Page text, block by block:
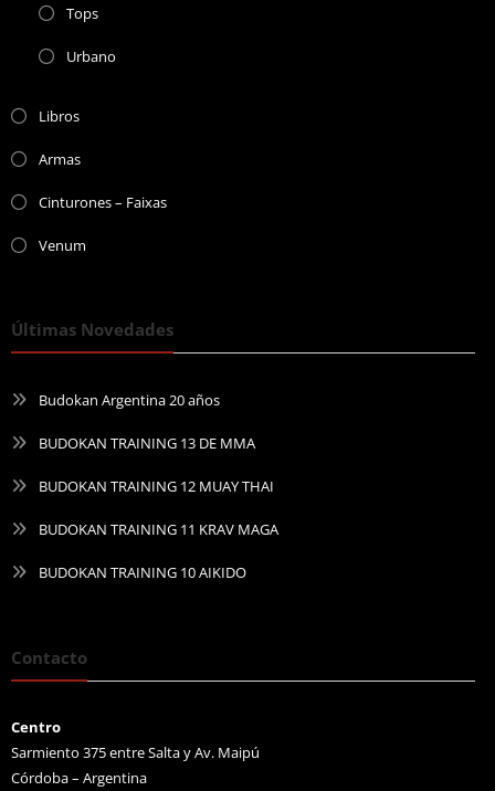
Tops
Urbano
Libros
Armas
Cinturones – Faixas
Venum
Últimas Novedades
Budokan Argentina 20 años
BUDOKAN TRAINING 13 DE MMA
BUDOKAN TRAINING 12 MUAY THAI
BUDOKAN TRAINING 11 KRAV MAGA
BUDOKAN TRAINING 10 AIKIDO
Contacto
Centro
Sarmiento 375 entre Salta y Av. Maipú
Córdoba – Argentina